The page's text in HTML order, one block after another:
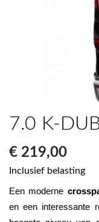
7.0 K-
€ 219,00
Inclusief belasting
Een moderne
en een interessante